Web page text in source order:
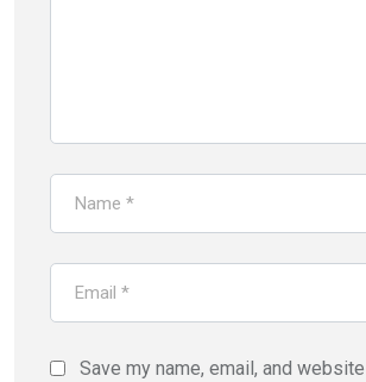
Save my name, email, and